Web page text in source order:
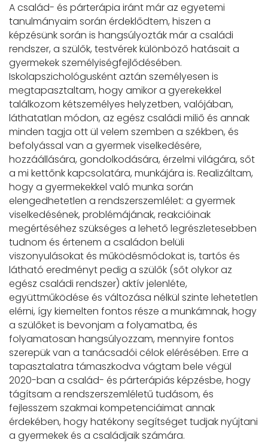
A család- és párterápia iránt már az egyetemi
tanulmányaim során érdeklődtem, hiszen a
képzésünk során is hangsúlyozták már a családi
rendszer, a szülők, testvérek különböző hatásait a
gyermekek személyiségfejlődésében.
Iskolapszichológusként aztán személyesen is
megtapasztaltam, hogy amikor a gyerekekkel
találkozom kétszemélyes helyzetben, valójában,
láthatatlan módon, az egész családi miliő és annak
minden tagja ott ül velem szemben a székben, és
befolyással van a gyermek viselkedésére,
hozzáállására, gondolkodására, érzelmi világára, sőt
a mi kettőnk kapcsolatára, munkájára is. Realizáltam,
hogy a gyermekekkel való munka során
elengedhetetlen a rendszerszemlélet: a gyermek
viselkedésének, problémájának, reakcióinak
megértéséhez szükséges a lehető legrészletesebben
tudnom és értenem a családon belüli
viszonyulásokat és működésmódokat is, tartós és
látható eredményt pedig a szülők (sőt olykor az
egész családi rendszer) aktív jelenléte,
együttműködése és változása nélkül szinte lehetetlen
elérni, így kiemelten fontos része a munkámnak, hogy
a szülőket is bevonjam a folyamatba, és
folyamatosan hangsúlyozzam, mennyire fontos
szerepük van a tanácsadói célok elérésében. Erre a
tapasztalatra támaszkodva vágtam bele végül
2020-ban a család- és párterápiás képzésbe, hogy
tágítsam a rendszerszemléletű tudásom, és
fejlesszem szakmai kompetenciáimat annak
érdekében, hogy hatékony segítséget tudjak nyújtani
a gyermekek és a családjaik számára.